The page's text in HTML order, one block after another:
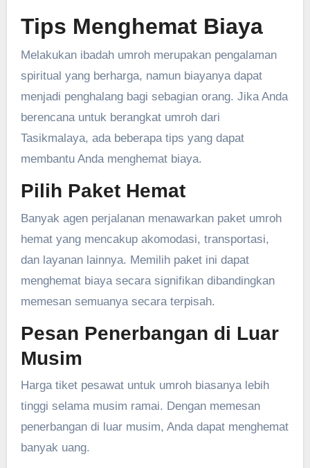
Tips Menghemat Biaya
Melakukan ibadah umroh merupakan pengalaman
spiritual yang berharga, namun biayanya dapat
menjadi penghalang bagi sebagian orang. Jika Anda
berencana untuk berangkat umroh dari
Tasikmalaya, ada beberapa tips yang dapat
membantu Anda menghemat biaya.
Pilih Paket Hemat
Banyak agen perjalanan menawarkan paket umroh
hemat yang mencakup akomodasi, transportasi,
dan layanan lainnya. Memilih paket ini dapat
menghemat biaya secara signifikan dibandingkan
memesan semuanya secara terpisah.
Pesan Penerbangan di Luar
Musim
Harga tiket pesawat untuk umroh biasanya lebih
tinggi selama musim ramai. Dengan memesan
penerbangan di luar musim, Anda dapat menghemat
banyak uang.